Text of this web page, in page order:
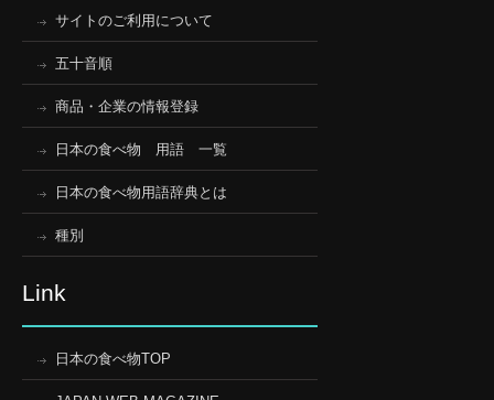
サイトのご利用について
五十音順
商品・企業の情報登録
日本の食べ物 用語 一覧
日本の食べ物用語辞典とは
種別
Link
日本の食べ物TOP